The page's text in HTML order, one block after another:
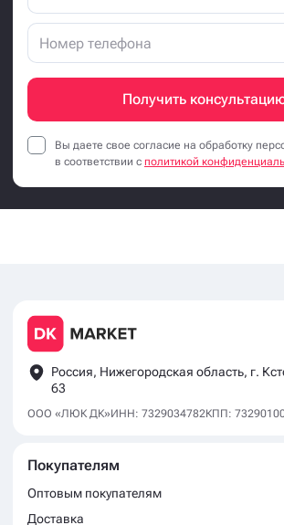
Получить
Вы даете свое согласие на обработку
в соответствии с политикой
Россия, Нижегородская область, г.
63
ООО «ЛЮК ДК»ИНН: 7329034782КПП:
Покупателям
Оптовым покупателям
Доставка